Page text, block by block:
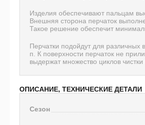
Изделия обеспечивают пальцам
Внешняя сторона перчаток
Такое решение обеспечит
Перчатки подойдут для различных
п. К поверхности перчаток не
выдержат множество циклов
ОПИСАНИЕ, ТЕХНИЧЕСКИЕ ДЕТАЛИ
Сезон